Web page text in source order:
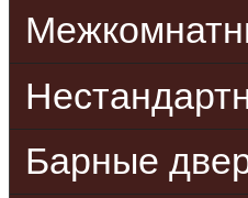
Барные